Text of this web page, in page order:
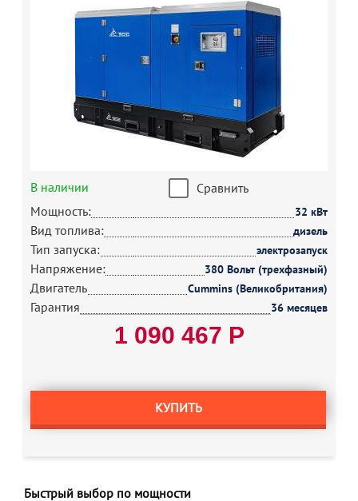
В наличии
Сравнить
Мощность:
32 кВт
Вид топлива: дизель
Тип запуска: электрозапуск
Напряжение: 380 Вольт (трехфазный)
Двигатель Cummins (Великобритания)
Гарантия 36 месяцев
1 090 467 Р
КУПИТЬ
Быстрый выбор по мощности